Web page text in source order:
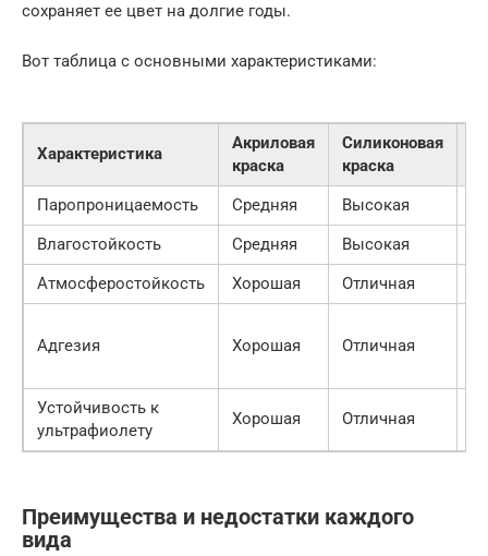
сохраняет ее цвет на долгие годы.
Вот таблица с основными характеристиками:
Характеристика
Акриловая
краска
Силиконовая
краска
Паропроницаемость
Средняя Высокая
Влагостойкость
Средняя Высокая
Атмосферостойкость
Хорошая Отличная
Адгезия Хорошая Отличная
Устойчивость к
ультрафиолету
Хорошая Отличная
Преимущества и недостатки каждого
вида